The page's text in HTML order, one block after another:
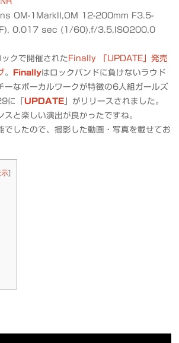
OM-1MarkII,OM 12-200mm F3.5-
0.017 sec (1/60),f/3.5,ISO200,0
クで開催された Finally 「UPDATE」発売
。 Finallyはロックバンドに負けないラウド
ーなボーカルワークが特徴の6人組ガールズ
に「 UPDATE」がリリースされました。
と楽しい演出が良かったですね。
でしたので、撮影した動画・写真を載せてお
示]